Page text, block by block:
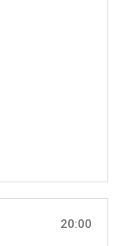
20:00